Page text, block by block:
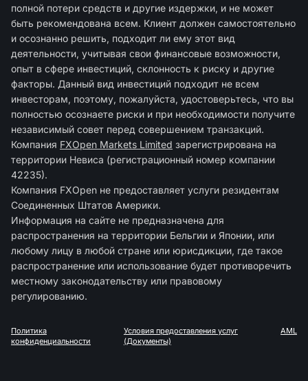
полной потери средств и другие издержки, и не может
быть рекомендована всем. Клиент должен самостоятельно
и осознанно решить, подходит ли ему этот вид
деятельности, учитывая свои финансовые возможности,
опыт в сфере инвестиций, склонность к риску и другие
факторы. Данный вид инвестиций подходит не всем
инвесторам, поэтому, пожалуйста, удостоверьтесь, что вы
полностью осознаете риски и при необходимости получите
независимый совет перед совершением транзакций.
Компания FXOpen Markets Limited зарегиcтрирована на
территории Невиса (регистрационный номер компании
42235).
Компания FXOpen не предоставляет услуги резидентам
Соединенных Штатов Америки.
Информация на сайте не предназначена для
распространения на территории Бельгии и Японии, или
любому лицу в любой стране или юрисдикции, где такое
распространение или использование будет противоречить
местному законодательству или правовому
регулированию.
Политика
конфиденциальности
Условия предоставления услуг
(Документы)
AML